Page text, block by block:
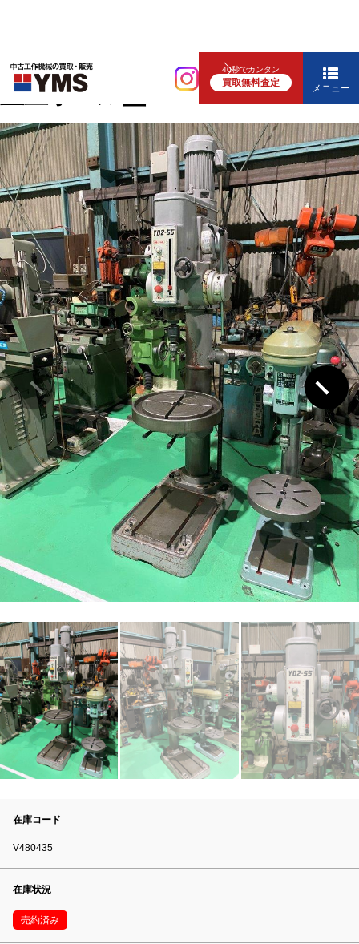
40秒でカンタン
買取無料査定 メニュー
中ぐり・ボール盤
直立ボール盤
在庫コード
V480435
在庫状況
売約済み